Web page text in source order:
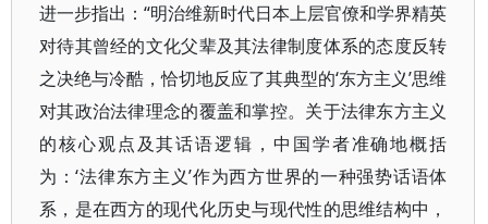
进一步指出：“明治维新时代日本上层官僚和学界精英
对待其曾经的文化父辈及其法律制度体系的态度反转
之决绝与冷酷，恰切地反应了其典型的‘东方主义’思维
对其政治法律理念的覆盖和掌控。关于法律东方主义
的核心观点及其话语逻辑，中国学者准确地概括
为：‘法律东方主义’作为西方世界的一种强势话语体
系，是在西方的现代化历史与现代性的思维结构中，